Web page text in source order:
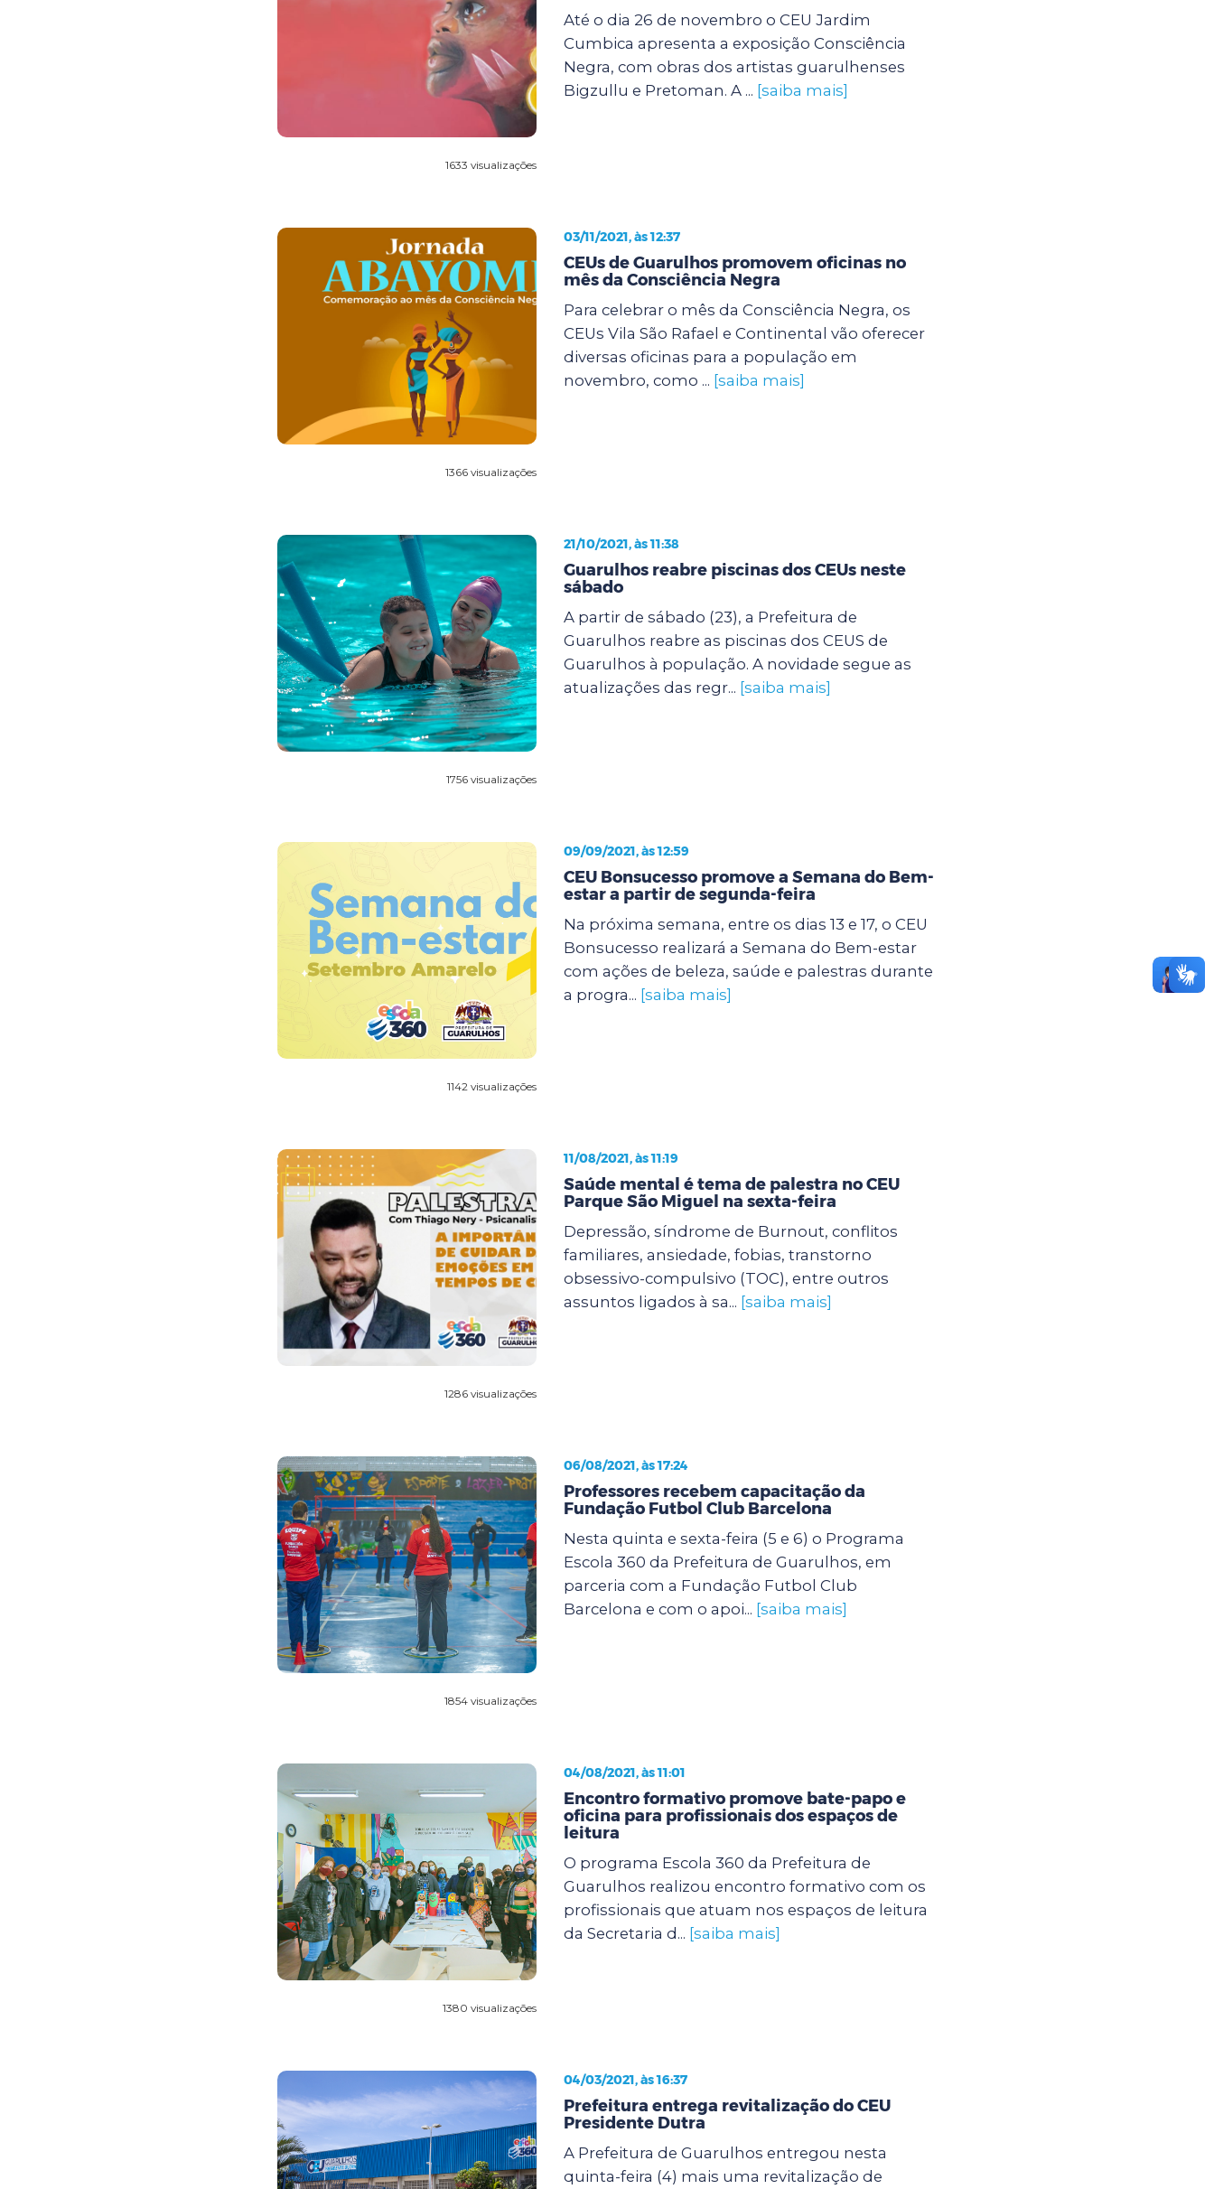
1633 visualizações
Até o dia 26 de novembro o CEU Jardim
Cumbica apresenta a exposição Consciência
Negra, com obras dos artistas guarulhenses
Bigzullu e Pretoman. A ... [saiba mais]
1366 visualizações
03/11/2021, às 12:37
CEUs de Guarulhos promovem oficinas no
mês da Consciência Negra
Para celebrar o mês da Consciência Negra, os
CEUs Vila São Rafael e Continental vão oferecer
diversas oficinas para a população em
novembro, como ... [saiba mais]
1756 visualizações
21/10/2021, às 11:38
Guarulhos reabre piscinas dos CEUs neste
sábado
A partir de sábado (23), a Prefeitura de
Guarulhos reabre as piscinas dos CEUS de
Guarulhos à população. A novidade segue as
atualizações das regr... [saiba mais]
1142 visualizações
09/09/2021, às 12:59
CEU Bonsucesso promove a Semana do Bem-
estar a partir de segunda-feira
Na próxima semana, entre os dias 13 e 17, o CEU
Bonsucesso realizará a Semana do Bem-estar
com ações de beleza, saúde e palestras durante
a progra... [saiba mais]
1286 visualizações
11/08/2021, às 11:19
Saúde mental é tema de palestra no CEU
Parque São Miguel na sexta-feira
Depressão, síndrome de Burnout, conflitos
familiares, ansiedade, fobias, transtorno
obsessivo-compulsivo (TOC), entre outros
assuntos ligados à sa... [saiba mais]
1854 visualizações
06/08/2021, às 17:24
Professores recebem capacitação da
Fundação Futbol Club Barcelona
Nesta quinta e sexta-feira (5 e 6) o Programa
Escola 360 da Prefeitura de Guarulhos, em
parceria com a Fundação Futbol Club
Barcelona e com o apoi... [saiba mais]
1380 visualizações
04/08/2021, às 11:01
Encontro formativo promove bate-papo e
oficina para profissionais dos espaços de
leitura
O programa Escola 360 da Prefeitura de
Guarulhos realizou encontro formativo com os
profissionais que atuam nos espaços de leitura
da Secretaria d... [saiba mais]
04/03/2021, às 16:37
Prefeitura entrega revitalização do CEU
Presidente Dutra
A Prefeitura de Guarulhos entregou nesta
quinta-feira (4) mais uma revitalização de